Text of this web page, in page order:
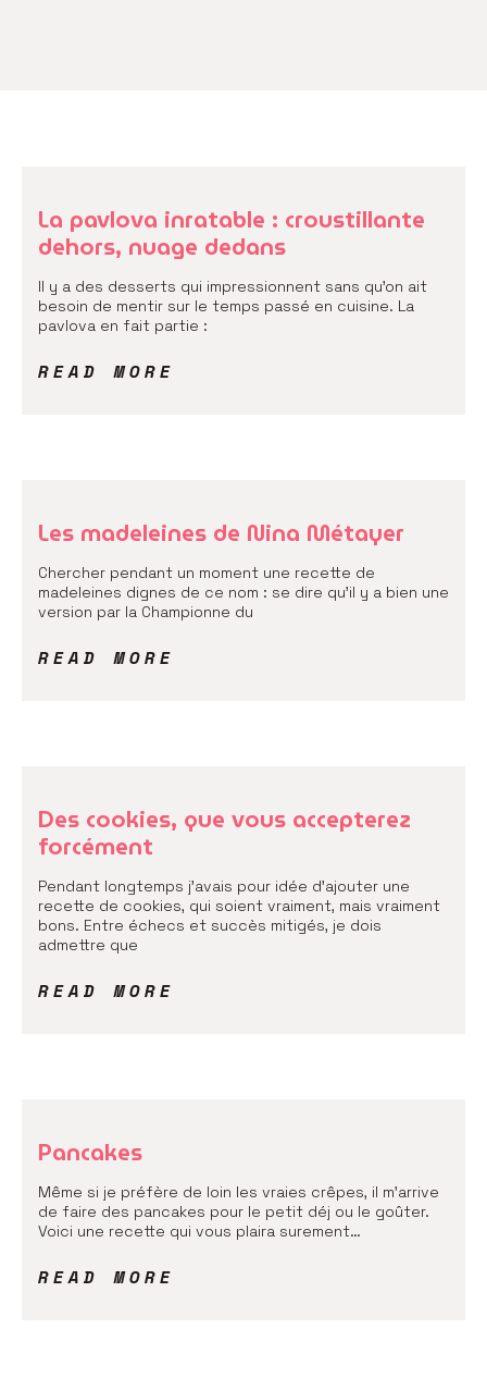
La pavlova inratable : croustillante
dehors, nuage dedans
Il y a des desserts qui impressionnent sans qu’on ait
besoin de mentir sur le temps passé en cuisine. La
pavlova en fait partie :
READ MORE
Les madeleines de Nina Métayer
Chercher pendant un moment une recette de
madeleines dignes de ce nom : se dire qu’il y a bien une
version par la Championne du
READ MORE
Des cookies, que vous accepterez
forcément
Pendant longtemps j’avais pour idée d’ajouter une
recette de cookies, qui soient vraiment, mais vraiment
bons. Entre échecs et succès mitigés, je dois
admettre que
READ MORE
Pancakes
Même si je préfère de loin les vraies crêpes, il m’arrive
de faire des pancakes pour le petit déj ou le goûter.
Voici une recette qui vous plaira surement…
READ MORE